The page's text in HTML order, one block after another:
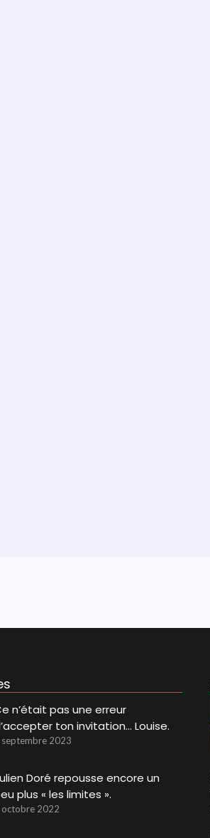
n’était pas une erreur
ton invitation… Louise.
septembre 2023
Doré repousse encore un
plus « les limites ».
octobre 2022